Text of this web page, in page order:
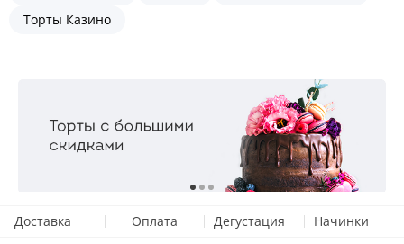
Торты Казино
Доставка Оплата Дегустация Начинки